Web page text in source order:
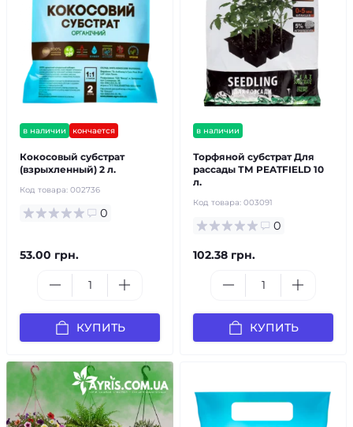
в наличии кончается
Кокосовый субстрат
(взрыхленный) 2 л.
Код товара: 002736
0
53.00 грн.
КУПИТЬ
в наличии
Торфяной субстрат Для
рассады ТМ PEATFIELD 10
л.
Код товара: 003091
0
102.38 грн.
КУПИТЬ